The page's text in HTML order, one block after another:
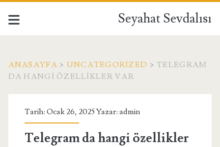
Seyahat Sevdalısı
ANASAYFA > UNCATEGORIZED > TELEGRAM
DA HANGI ÖZELLIKLER VAR
Tarih: Ocak 26, 2025 Yazar: admin
Telegram da hangi özellikler